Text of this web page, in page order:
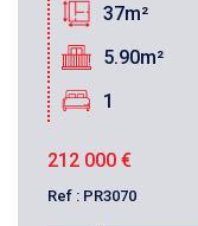
37m²
5.90m²
1
212 000 €
Ref : PR3070